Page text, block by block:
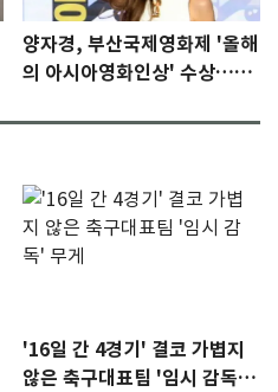
양자경, 부산국제영화제 '올해
의 아시아영화인상' 수상…15
'16일 간 4경기' 결코 가볍지
않은 축구대표팀 '임시 감독'